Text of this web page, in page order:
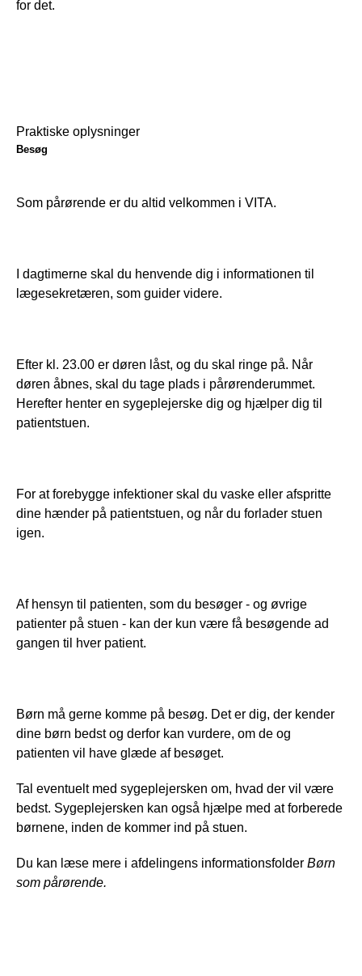
for det.
Praktiske oplysninger
Besøg
Som pårørende er du altid velkommen i VITA.
I dagtimerne skal du henvende dig i informationen til
lægesekretæren, som guider videre.
Efter kl. 23.00 er døren låst, og du skal ringe på. Når
døren åbnes, skal du tage plads i pårørenderummet.
Herefter henter en sygeplejerske dig og hjælper dig til
patientstuen.
For at forebygge infektioner skal du vaske eller afspritte
dine hænder på patientstuen, og når du forlader stuen
igen.
Af hensyn til patienten, som du besøger - og øvrige
patienter på stuen - kan der kun være få besøgende ad
gangen til hver patient.
Børn må gerne komme på besøg. Det er dig, der kender
dine børn bedst og derfor kan vurdere, om de og
patienten vil have glæde af besøget.
Tal eventuelt med sygeplejersken om, hvad der vil være
bedst. Sygeplejersken kan også hjælpe med at forberede
børnene, inden de kommer ind på stuen.
Du kan læse mere i afdelingens informationsfolder Børn
som pårørende.